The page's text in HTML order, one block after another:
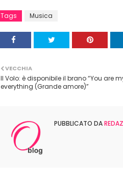
Tags Musica
VECCHIA
Il Volo: è disponibile il brano “You are
everything (Grande amore)”
PUBBLICATO DA